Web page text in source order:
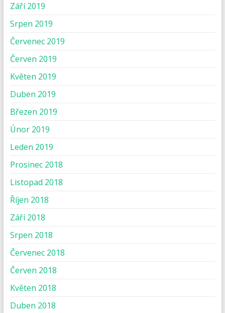
Září 2019
Srpen 2019
Červenec 2019
Červen 2019
Květen 2019
Duben 2019
Březen 2019
Únor 2019
Leden 2019
Prosinec 2018
Listopad 2018
Říjen 2018
Září 2018
Srpen 2018
Červenec 2018
Červen 2018
Květen 2018
Duben 2018